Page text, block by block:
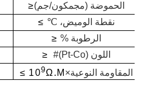
الحموضة (مجمكون/جم)≤
نقطة الوميض، ℃ ≥
الرطوبة % ≤
اللون (Pt-Co)#
≤
المقاومة النوعية×
109Ω.M ≥